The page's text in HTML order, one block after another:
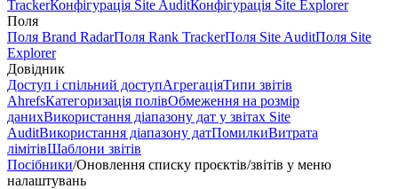
TrackerКонфігурація Site AuditКонфігурація Site Explorer
Поля
Поля Brand RadarПоля Rank TrackerПоля Site AuditПоля Site
Explorer
Довідник
Доступ і спільний доступАгрегаціяТипи звітів
AhrefsКатегоризація полівОбмеження на розмір
данихВикористання діапазону дат у звітах Site
AuditВикористання діапазону датПомилкиВитрата
лімітівШаблони звітів
Посібники/Оновлення списку проєктів/звітів у меню
налаштувань